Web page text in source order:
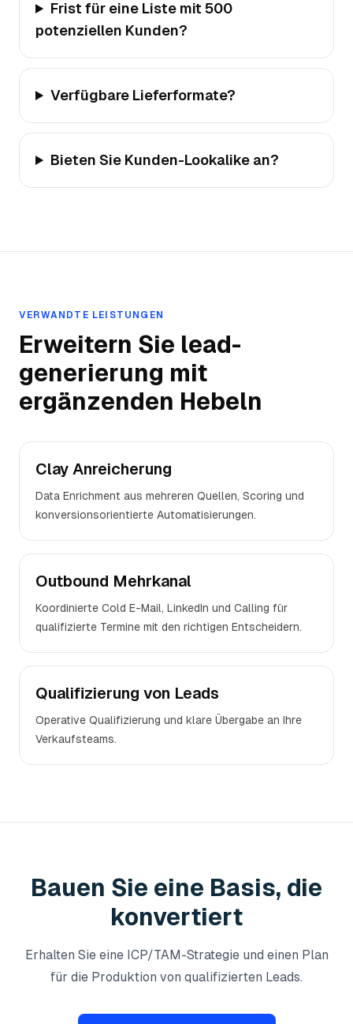
Frist für eine Liste mit 500
potenziellen Kunden?
Verfügbare Lieferformate?
Bieten Sie Kunden-Lookalike an?
VERWANDTE LEISTUNGEN
Erweitern Sie lead-
generierung mit
ergänzenden Hebeln
Clay Anreicherung
Data Enrichment aus mehreren Quellen, Scoring und
konversionsorientierte Automatisierungen.
Outbound Mehrkanal
Koordinierte Cold E-Mail, LinkedIn und Calling für
qualifizierte Termine mit den richtigen Entscheidern.
Qualifizierung von Leads
Operative Qualifizierung und klare Übergabe an Ihre
Verkaufsteams.
Bauen Sie eine Basis, die
konvertiert
Erhalten Sie eine ICP/TAM-Strategie und einen Plan
für die Produktion von qualifizierten Leads.